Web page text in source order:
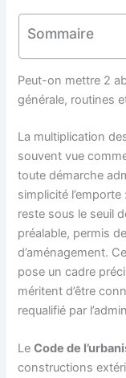
Sommaire
Peut-on mettre 2
générale, routines
La multiplication
souvent vue
toute démarche
simplicité
reste sous le seuil
préalable, permis
d’aménagement.
pose un cadre
méritent d’être
requalifié par
LeCode de
constructions